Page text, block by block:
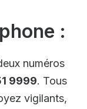
:
numéros
9999. Tous
vigilants,